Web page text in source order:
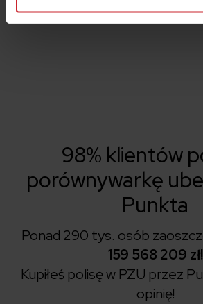
lub22 505 15 48.
98% klientów
porównywarkę
Punkta
Ponad 290 tys. osób
159 568 209 zł!
Kupiłeś polisę w PZU przez
opinię!